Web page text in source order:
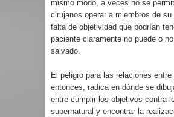
mismo modo, a veces no se
cirujanos operar a miembros de
falta de objetividad que podrían
paciente claramente no puede o
salvado.
El peligro para las relaciones
entonces, radica en dónde se
entre cumplir los objetivos contra
supernatural y encontrar la